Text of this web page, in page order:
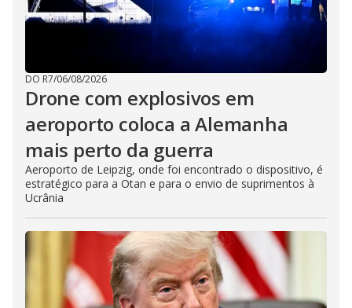
DO R7/06/08/2026
Drone com explosivos em
aeroporto coloca a Alemanha
mais perto da guerra
Aeroporto de Leipzig, onde foi encontrado o dispositivo, é
estratégico para a Otan e para o envio de suprimentos à
Ucrânia